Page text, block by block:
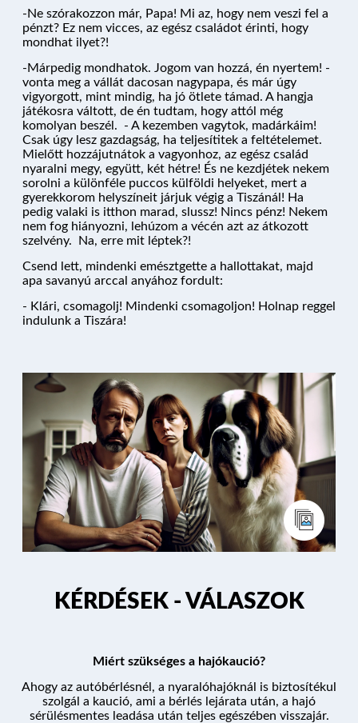
KIKÖTŐK
ÚTVONALAK
KÉRDÉSEK
PROGRAM
ÁRAK ÉS FOGLALÁS
-Ne szórakozzon már, Papa! Mi az, hogy nem veszi fel a
pénzt? Ez nem vicces, az egész családot érinti, hogy
mondhat ilyet?!
-Márpedig mondhatok. Jogom van hozzá, én nyertem! -
vonta meg a vállát dacosan nagypapa, és már úgy
vigyorgott, mint mindig, ha jó ötlete támad. A hangja
játékosra váltott, de én tudtam, hogy attól még
komolyan beszél. - A kezemben vagytok, madárkáim!
Csak úgy lesz gazdagság, ha teljesítitek a feltételemet.
Mielőtt hozzájutnátok a vagyonhoz, az egész család
nyaralni megy, együtt, két hétre! És ne kezdjétek nekem
sorolni a különféle puccos külföldi helyeket, mert a
gyerekkorom helyszíneit járjuk végig a Tiszánál! Ha
pedig valaki is itthon marad, slussz! Nincs pénz! Nekem
nem fog hiányozni, lehúzom a vécén azt az átkozott
szelvény. Na, erre mit léptek?!
Csend lett, mindenki emésztgette a hallottakat, majd
apa savanyú arccal anyához fordult:
- Klári, csomagolj! Mindenki csomagoljon! Holnap reggel
indulunk a Tiszára!
KÉRDÉSEK - VÁLASZOK
Miért szükséges a hajókaució?
Ahogy az autóbérlésnél, a nyaralóhajóknál is biztosítékul
szolgál a kaució, ami a bérlés lejárata után, a hajó
sérülésmentes leadása után teljes egészében visszajár.